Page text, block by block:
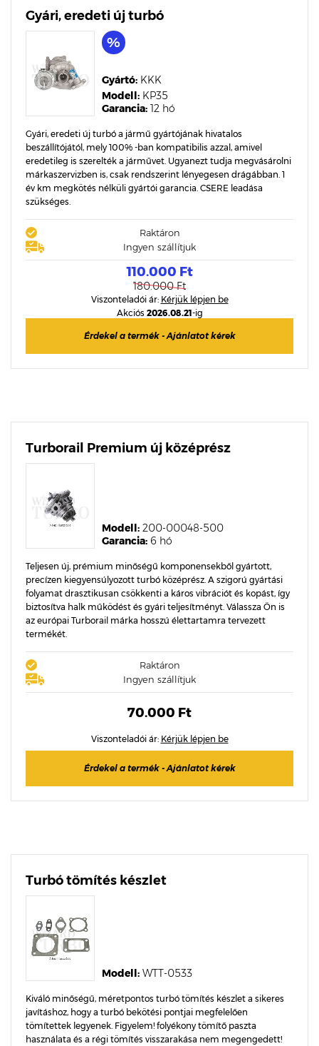
Gyári, eredeti új turbó
Garancia: 12 hó
Modell: KP35
Gyártó: KKK
Gyári, eredeti új turbó a jármű gyártójának hivatalos
beszállítójától, mely 100% -ban kompatibilis azzal, amivel
eredetileg is szerelték a járművet. Ugyanezt tudja megvásárolni
márkaszervizben is, csak rendszerint lényegesen drágábban. 1
év km megkötés nélküli gyártói garancia. CSERE leadása
szükséges.
Raktáron
Ingyen szállítjuk
110.000 Ft
180.000 Ft
Viszonteladói ár: Kérjük lépjen be
Akciós 2026.08.21-ig
Érdekel a termék - Ajánlatot kérek
Turborail Premium új középrész
Garancia: 6 hó
Modell: 200-00048-500
Teljesen új, prémium minőségű komponensekből gyártott,
precízen kiegyensúlyozott turbó középrész. A szigorú gyártási
folyamat drasztikusan csökkenti a káros vibrációt és kopást, így
biztosítva halk működést és gyári teljesítményt. Válassza Ön is
az európai Turborail márka hosszú élettartamra tervezett
termékét.
Raktáron
Ingyen szállítjuk
70.000 Ft
Viszonteladói ár: Kérjük lépjen be
Érdekel a termék - Ajánlatot kérek
Turbó tömítés készlet
Modell: WTT-0533
Kiváló minőségű, méretpontos turbó tömítés készlet a sikeres
javításhoz, hogy a turbó bekötési pontjai megfelelően
tömítettek legyenek. Figyelem! folyékony tömítő paszta
használata és a régi tömítés visszarakása nem megengedett!